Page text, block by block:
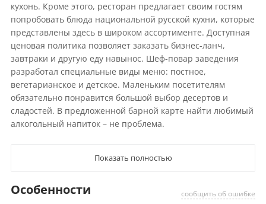
кухонь. Кроме этого, ресторан предлагает своим гостям
попробовать блюда национальной русской кухни, которые
представлены здесь в широком ассортименте. Доступная
ценовая политика позволяет заказать бизнес-ланч,
завтраки и другую еду навынос. Шеф-повар заведения
разработал специальные виды меню: постное,
вегетарианское и детское. Маленьким посетителям
обязательно понравится большой выбор десертов и
сладостей. В предложенной барной карте найти любимый
алкогольный напиток – не проблема.
Показать полностью
сообщить об ошибке
Особенности